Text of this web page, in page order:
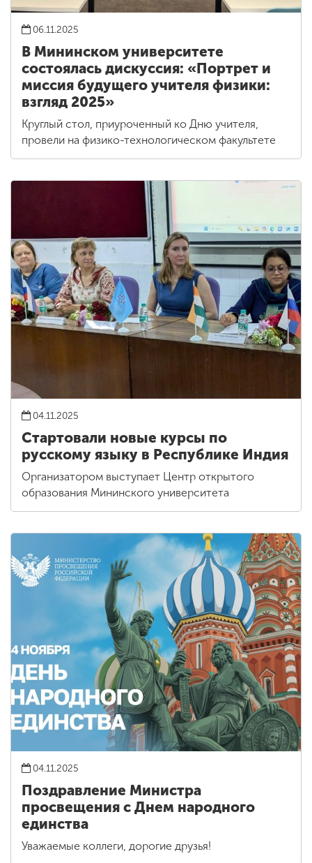
06.11.2025
В Мининском университете
состоялась дискуссия: «Портрет и
миссия будущего учителя физики:
взгляд 2025»
Круглый стол, приуроченный ко Дню учителя,
провели на физико-технологическом факультете
04.11.2025
Стартовали новые курсы по
русскому языку в Республике Индия
Организатором выступает Центр открытого
образования Мининского университета
04.11.2025
Поздравление Министра
просвещения с Днем народного
единства
Уважаемые коллеги, дорогие друзья!